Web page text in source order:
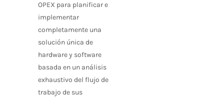
OPEX para planificar e
implementar
completamente una
solución única de
hardware y software
basada en un análisis
exhaustivo del flujo de
trabajo de sus